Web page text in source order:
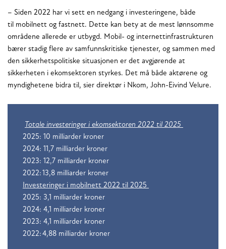
– Siden 2022 har vi sett en nedgang i investeringene, både
til mobilnett og fastnett. Dette kan bety at de mest lønnsomme
områdene allerede er utbygd. Mobil- og internettinfrastrukturen
bærer stadig flere av samfunnskritiske tjenester, og sammen med
den sikkerhetspolitiske situasjonen er det avgjørende at
sikkerheten i ekomsektoren styrkes. Det må både aktørene og
myndighetene bidra til, sier direktør i Nkom, John-Eivind Velure.
Totale investeringer i ekomsektoren 2022 til 2025
2025: 10 milliarder kroner
2024: 11,7 milliarder kroner
2023: 12,7 milliarder kroner
2022: 13,8 milliarder kroner
Investeringer i mobilnett 2022 til 2025
2025: 3,1 milliarder kroner
2024: 4,1 milliarder kroner
2023: 4,1 milliarder kroner
2022: 4,88 milliarder kroner